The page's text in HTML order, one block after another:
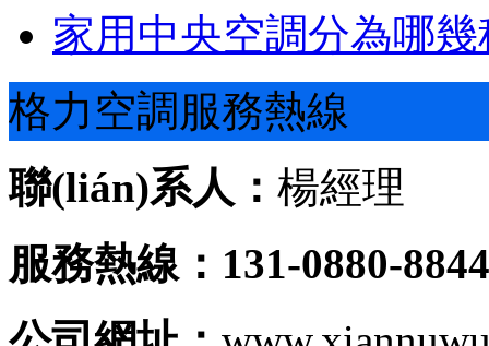
家用中央空調分為哪
格力空調服務熱線
聯(lián)系人： 楊經理
服務熱線：131-0880-8844